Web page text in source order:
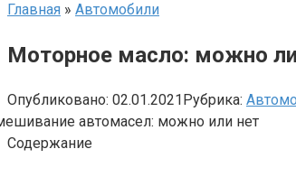
Главная » Автомобили
Моторное масло: можно
Опубликовано: 02.01.2021Рубрика:
Содержание